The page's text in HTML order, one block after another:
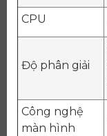
CPU
Độ phân giải
Công nghệ
màn hình